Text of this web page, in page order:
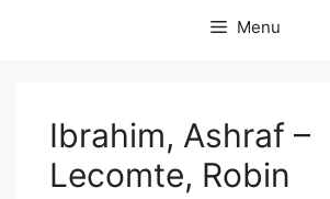
Menu
Ibrahim, Ashraf –
Lecomte, Robin